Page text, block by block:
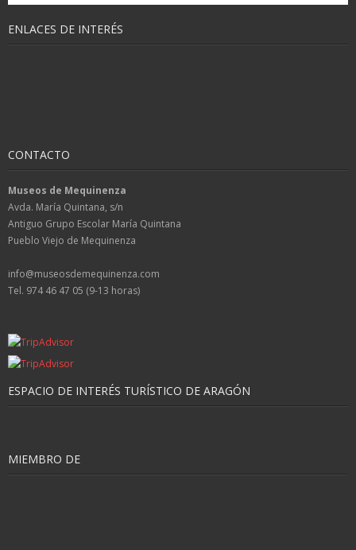
ENLACES DE INTERÉS
CONTACTO
Museos de Mequinenza
Avda. María Quintana, s/n
Antiguo Grupo Escolar María Quintana
Pueblo Viejo de Mequinenza
info@museosdemequinenza.com
Tel. 974 46 47 05 (9-13 horas)
ESPACIO DE INTERÉS TURÍSTICO DE ARAGÓN
MIEMBRO DE